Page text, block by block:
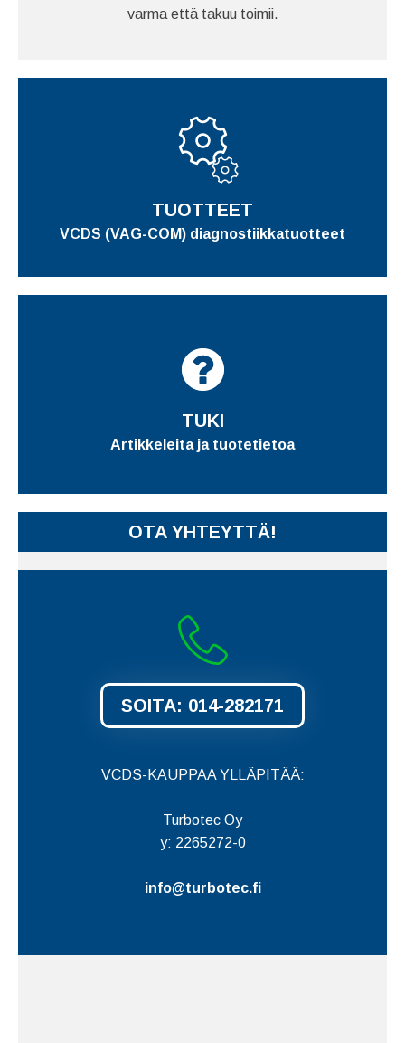
varma että takuu toimii.
TUOTTEET
VCDS (VAG-COM) diagnostiikkatuotteet
TUKI
Artikkeleita ja tuotetietoa
OTA YHTEYTTÄ!
SOITA: 014-282171
VCDS-KAUPPAA YLLÄPITÄÄ:
Turbotec Oy
y: 2265272-0
info@turbotec.fi